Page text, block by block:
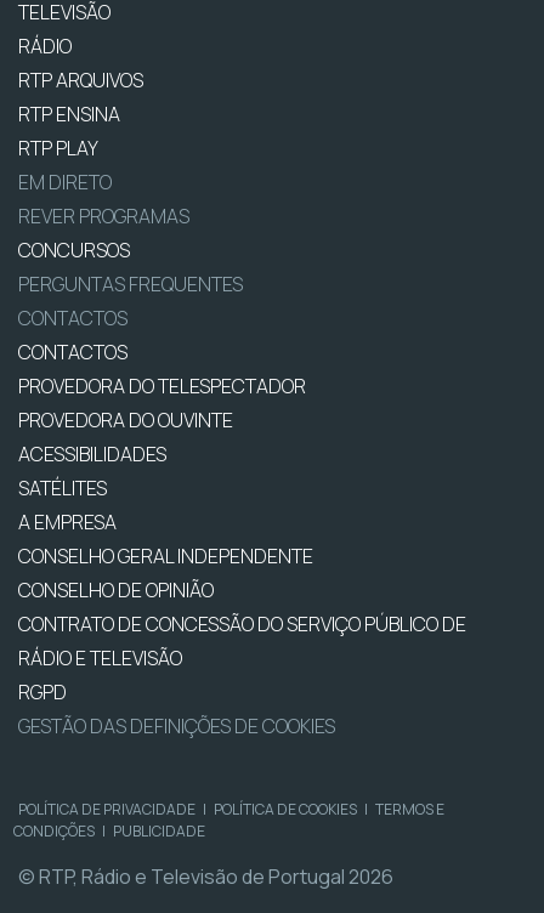
TELEVISÃO
RÁDIO
RTP ARQUIVOS
RTP ENSINA
RTP PLAY
EM DIRETO
REVER PROGRAMAS
CONCURSOS
PERGUNTAS FREQUENTES
CONTACTOS
CONTACTOS
PROVEDORA DO TELESPECTADOR
PROVEDORA DO OUVINTE
ACESSIBILIDADES
SATÉLITES
A EMPRESA
CONSELHO GERAL INDEPENDENTE
CONSELHO DE OPINIÃO
CONTRATO DE CONCESSÃO DO SERVIÇO PÚBLICO DE
RÁDIO E TELEVISÃO
RGPD
GESTÃO DAS DEFINIÇÕES DE COOKIES
POLÍTICA DE PRIVACIDADE | POLÍTICA DE COOKIES | TERMOS E
CONDIÇÕES | PUBLICIDADE
© RTP, Rádio e Televisão de Portugal 2026